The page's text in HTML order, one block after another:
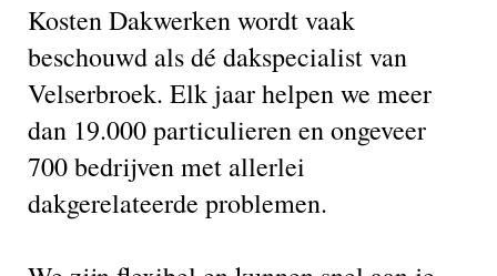
Kosten Dakwerken wordt vaak
beschouwd als dé dakspecialist van
Velserbroek. Elk jaar helpen we meer
dan 19.000 particulieren en ongeveer
700 bedrijven met allerlei
dakgerelateerde problemen.